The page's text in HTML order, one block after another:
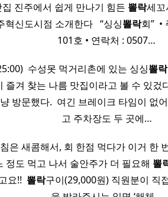
진주에서 쉽게 만나기 힘든 뽈락세꼬
혁신도시점 소개한다 ​ ​ “싱싱뽈락회”
101호 • 연락처 : 0507…
수성못 먹거리촌에 있는 싱싱뽈락
즐겨 찾는 나름 맛집이라고 볼 수 있겄
방문했다. ​ 여긴 브레이크 타임이 없
고 주차장도 두 곳에…
은 새콤해서, 회 한점 먹다가 이거 한
정도 먹고 나서 술안주가 더 필요해 뽈
요!!
뽈락구이(29,000원) 직원분이 직